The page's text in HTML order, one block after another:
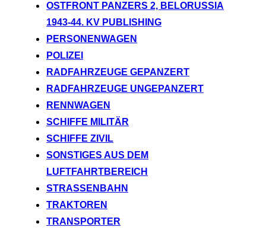
OSTFRONT PANZERS 2, BELORUSSIA
1943-44. KV PUBLISHING
PERSONENWAGEN
POLIZEI
RADFAHRZEUGE GEPANZERT
RADFAHRZEUGE UNGEPANZERT
RENNWAGEN
SCHIFFE MILITÄR
SCHIFFE ZIVIL
SONSTIGES AUS DEM
LUFTFAHRTBEREICH
STRASSENBAHN
TRAKTOREN
TRANSPORTER